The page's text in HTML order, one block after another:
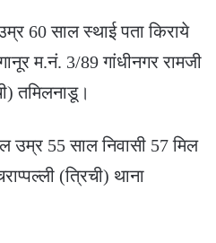
60 साल स्थाई पता किराये
म.नं. 3/89 गांधीनगर रामजी
तमिलनाडू।
उम्र 55 साल निवासी 57 मिल
(त्रिची) थाना